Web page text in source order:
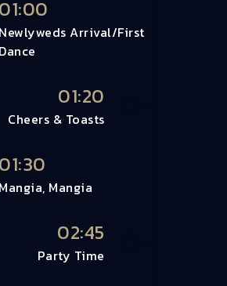
01:00
Newlyweds Arrival/First
Dance
01:20
Cheers & Toasts
01:30
Mangia, Mangia
02:45
Party Time